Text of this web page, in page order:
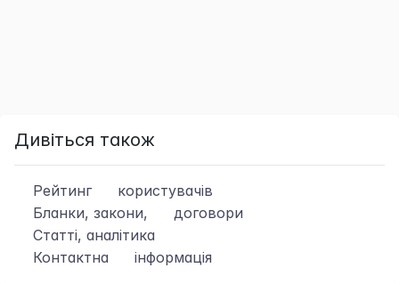
Дивіться також
Рейтинг
користувачів
Бланки, закони,
договори
Статті, аналітика
Контактна
інформація